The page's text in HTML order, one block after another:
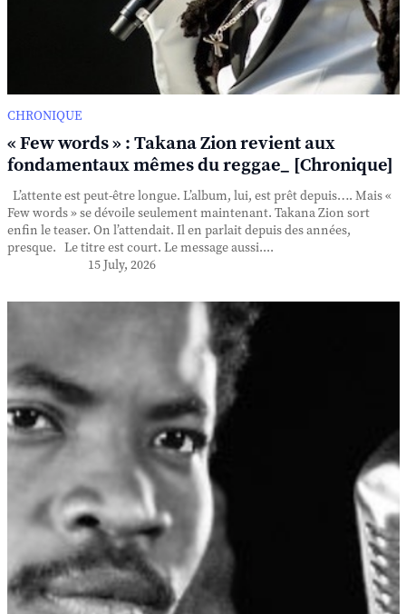
CHRONIQUE
« Few words » : Takana Zion revient aux
fondamentaux mêmes du reggae_ [Chronique]
L’attente est peut-être longue. L’album, lui, est prêt depuis…. Mais «
Few words » se dévoile seulement maintenant. Takana Zion sort
enfin le teaser. On l’attendait. Il en parlait depuis des années,
presque. Le titre est court. Le message aussi....
15 July, 2026